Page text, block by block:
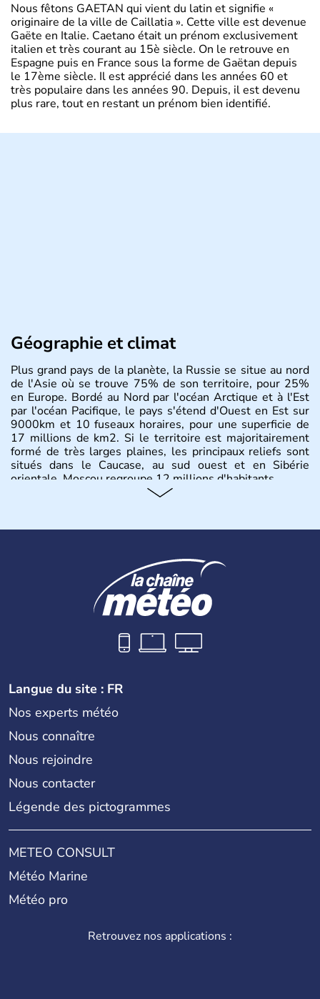
Nous fêtons GAETAN qui vient du latin et signifie «
originaire de la ville de Caillatia ». Cette ville est devenue
Gaëte en Italie. Caetano était un prénom exclusivement
italien et très courant au 15è siècle. On le retrouve en
Espagne puis en France sous la forme de Gaëtan depuis
le 17ème siècle. Il est apprécié dans les années 60 et
très populaire dans les années 90. Depuis, il est devenu
plus rare, tout en restant un prénom bien identifié.
Géographie et climat
Plus grand pays de la planète, la Russie se situe au nord
de l'Asie où se trouve 75% de son territoire, pour 25%
en Europe. Bordé au Nord par l'océan Arctique et à l'Est
par l'océan Pacifique, le pays s'étend d'Ouest en Est sur
9000km et 10 fuseaux horaires, pour une superficie de
17 millions de km2. Si le territoire est majoritairement
formé de très larges plaines, les principaux reliefs sont
situés dans le Caucase, au sud ouest et en Sibérie
orientale. Moscou regroupe 12 millions d'habitants.
Langue du site : FR
Nos experts météo
Nous connaître
Nous rejoindre
Nous contacter
Légende des pictogrammes
METEO CONSULT
Météo Marine
Météo pro
Retrouvez nos applications :